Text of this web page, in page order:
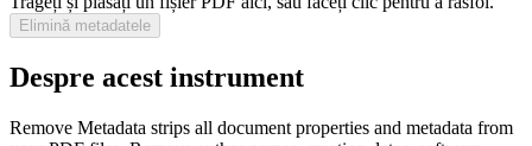
Elimină metadatele
Despre acest instrument
Remove Metadata strips all document properties and metadata from